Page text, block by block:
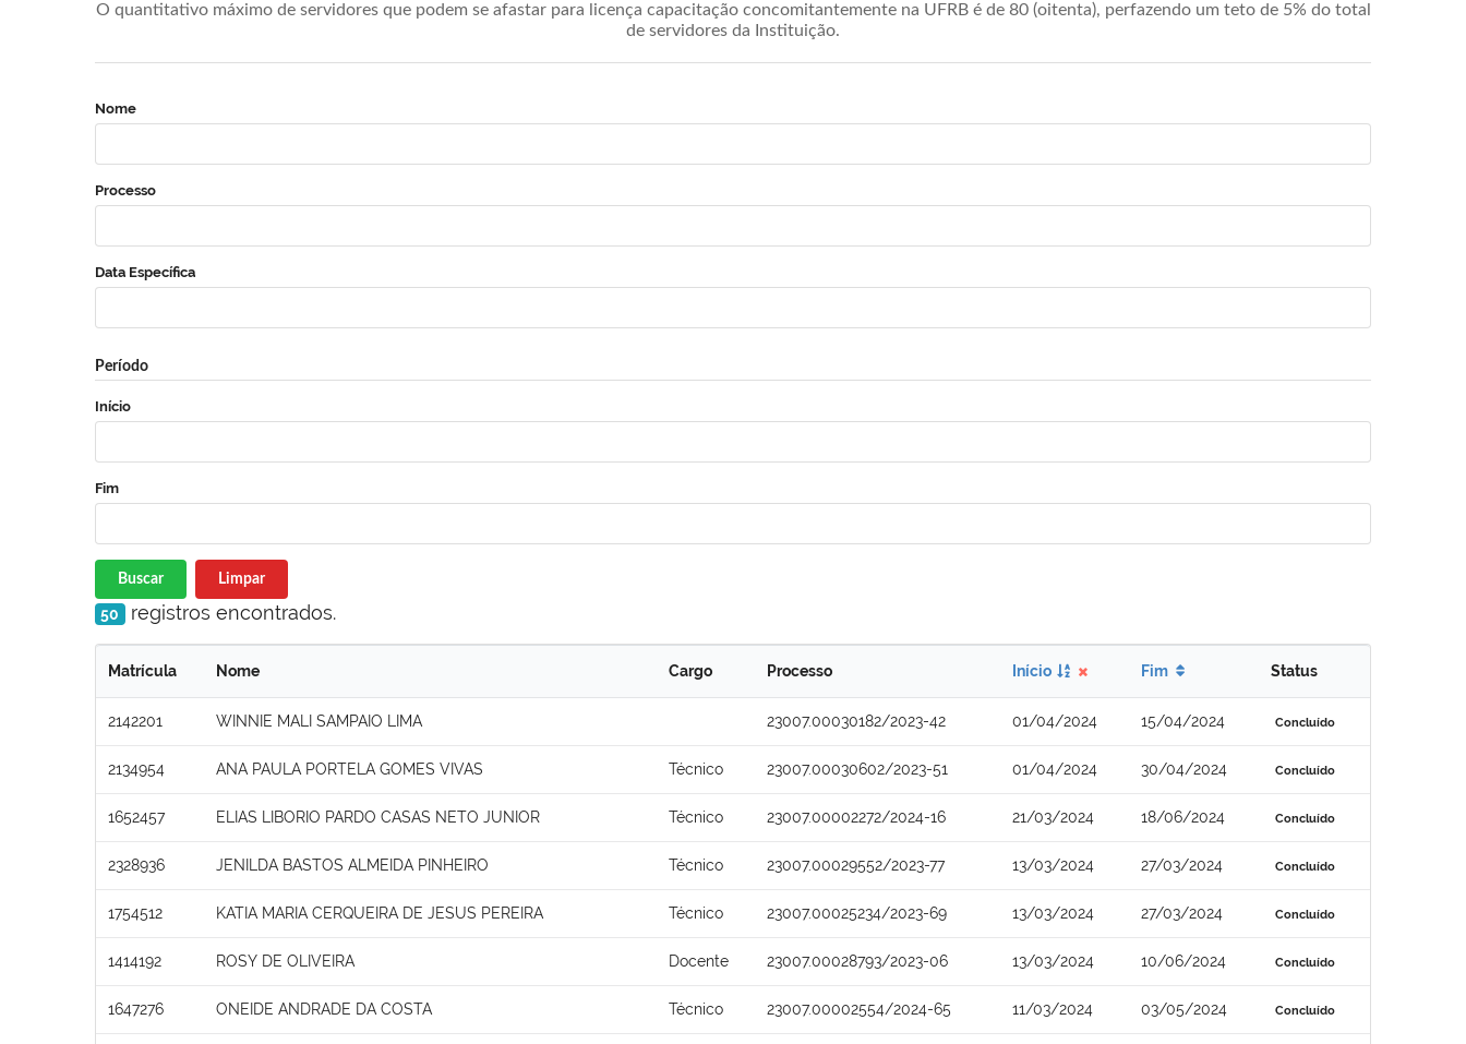
O quantitativo máximo de servidores que podem se afastar para licença capacitação concomitantemente na UFRB é de 80 (oitenta), perfazendo um teto de 5% do total
de servidores da Instituição.
Nome
Processo
Data Específica
Período
Início
Fim
Buscar Limpar
50 registros encontrados.
Matrícula Nome Cargo Processo Início Fim Status
2142201 WINNIE MALI SAMPAIO LIMA 23007.00030182/2023-42 01/04/2024 15/04/2024 Concluído
2134954 ANA PAULA PORTELA GOMES VIVAS Técnico 23007.00030602/2023-51 01/04/2024 30/04/2024 Concluído
1652457 ELIAS LIBORIO PARDO CASAS NETO JUNIOR Técnico 23007.00002272/2024-16 21/03/2024 18/06/2024 Concluído
2328936 JENILDA BASTOS ALMEIDA PINHEIRO Técnico 23007.00029552/2023-77 13/03/2024 27/03/2024 Concluído
1754512 KATIA MARIA CERQUEIRA DE JESUS PEREIRA Técnico 23007.00025234/2023-69 13/03/2024 27/03/2024 Concluído
1414192 ROSY DE OLIVEIRA Docente 23007.00028793/2023-06 13/03/2024 10/06/2024 Concluído
1647276 ONEIDE ANDRADE DA COSTA Técnico 23007.00002554/2024-65 11/03/2024 03/05/2024 Concluído